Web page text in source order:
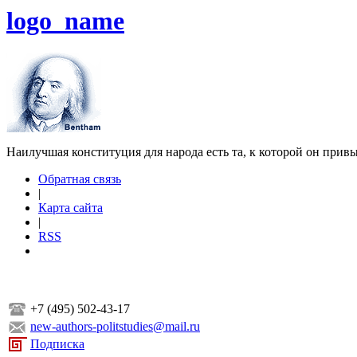
logo_name
Наилучшая конституция для народа есть та, к которой он
Обратная связь
|
Карта сайта
|
RSS
+7 (495) 502-43-17
new-authors-politstudies@mail.ru
Подписка